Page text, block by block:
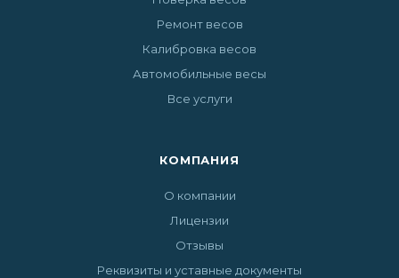
Ремонт весов
Калибровка весов
Автомобильные весы
Все услуги
КОМПАНИЯ
О компании
Лицензии
Отзывы
Реквизиты и уставные документы